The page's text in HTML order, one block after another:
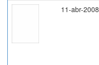
11-abr-2008